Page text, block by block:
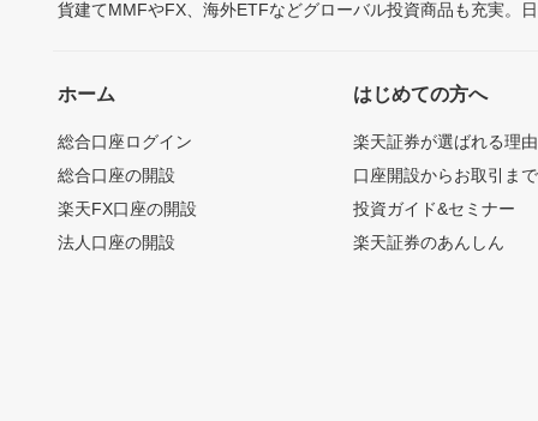
貨建てMMFやFX、海外ETFなどグローバル投資商品も充実。
ホーム
総合口座ログイン
総合口座の開設
楽天FX口座の開設
法人口座の開設
はじめての方へ
楽天証券が選ばれる理由
口座開設からお取引ま
投資ガイド&セミナー
楽天証券のあんしん